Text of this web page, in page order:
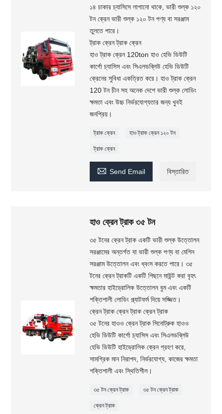
১৪ চাকার চ্যাসিসে লাগানো থাকে, ভারী শুল্ক ১২০
টন ক্রেন ভারী শুল্ক ১২০ টন পণ্য বা সরঞ্জাম
তুলতে পারে।
ট্রাক ক্রেন ট্রাক ক্রেন
হাও ট্রাক ক্রেন 120ton হাও হেভি ডিউটি ​​
কার্গো চ্যাসিস এবং সিএলডব্লিউ হেভি ডিউটি ​​
ক্রেনের সুবিধা একত্রিত করে। হাও ট্রাক ক্রেন
120 টন চীন সহ অনেক দেশে ভারী শুল্ক লোডিং
ক্ষমতা এবং উচ্চ নির্ভরযোগ্যতার জন্য খুবই
জনপ্রিয়।
ট্রাক ক্রেন হাও ট্রাক ক্রেন ১২০ টন
ট্রাক ক্রেন
 Send Email বিস্তারিত
হাও ক্রেন ট্রাক ৩৫ টন
৩৫ টনের ক্রেন ট্রাক একটি ভারী শুল্ক উত্তোলন
সরঞ্জামের অন্তর্গত যা ভারী শুল্ক পণ্য বা মেশিন
সরঞ্জাম উত্তোলন এবং ধ্বংস করতে পারে। ৩৫
টনের ক্রেন ট্রাকটি একটি পিছনে মাউন্ট করা বৃহৎ
ক্ষমতার হাইড্রোলিক উত্তোলন বুম এবং একটি
শক্তিশালী লোডিং প্ল্যাটফর্ম দিয়ে সজ্জিত।
ক্রেন ট্রাক ক্রেন ট্রাক ক্রেন ট্রাক
৩৫ টনের হাওও ক্রেন ট্রাক সিনোট্রুক হাওও
হেভি ডিউটি ​​কার্গো চ্যাসিস এবং সিএলডব্লিউ
হেভি ডিউটি ​​হাইড্রোলিক ক্রেন গ্রহণ করে,
সামগ্রিক মান নিরাপদ, নির্ভরযোগ্য, কাজের ক্ষমতা
শক্তিশালী এবং স্থিতিশীল।
৩৫ টন ক্রেন ট্রাক ৩৫ টন ক্রেন ট্রাক
ক্রেন ট্রাক